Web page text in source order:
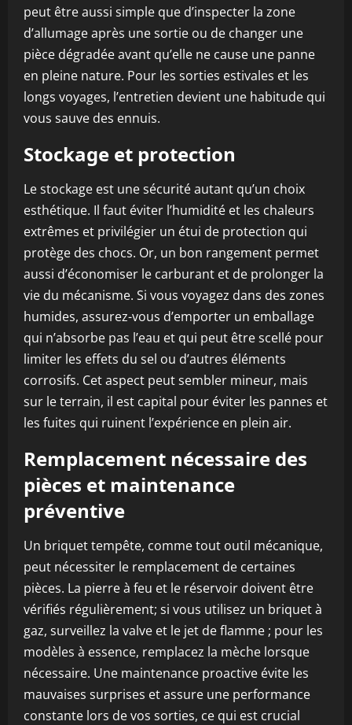
peut être aussi simple que d’inspecter la zone
d’allumage après une sortie ou de changer une
pièce dégradée avant qu’elle ne cause une panne
en pleine nature. Pour les sorties estivales et les
longs voyages, l’entretien devient une habitude qui
vous sauve des ennuis.
Stockage et protection
Le stockage est une sécurité autant qu’un choix
esthétique. Il faut éviter l’humidité et les chaleurs
extrêmes et privilégier un étui de protection qui
protège des chocs. Or, un bon rangement permet
aussi d’économiser le carburant et de prolonger la
vie du mécanisme. Si vous voyagez dans des zones
humides, assurez-vous d’emporter un emballage
qui n’absorbe pas l’eau et qui peut être scellé pour
limiter les effets du sel ou d’autres éléments
corrosifs. Cet aspect peut sembler mineur, mais
sur le terrain, il est capital pour éviter les pannes et
les fuites qui ruinent l’expérience en plein air.
Remplacement nécessaire des
pièces et maintenance
préventive
Un briquet tempête, comme tout outil mécanique,
peut nécessiter le remplacement de certaines
pièces. La pierre à feu et le réservoir doivent être
vérifiés régulièrement; si vous utilisez un briquet à
gaz, surveillez la valve et le jet de flamme ; pour les
modèles à essence, remplacez la mèche lorsque
nécessaire. Une maintenance proactive évite les
mauvaises surprises et assure une performance
constante lors de vos sorties, ce qui est crucial